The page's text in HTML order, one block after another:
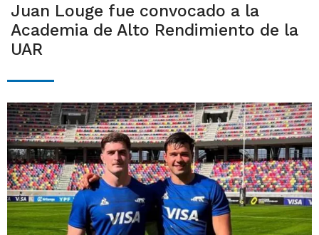
Juan Louge fue convocado a la
Academia de Alto Rendimiento de la
UAR